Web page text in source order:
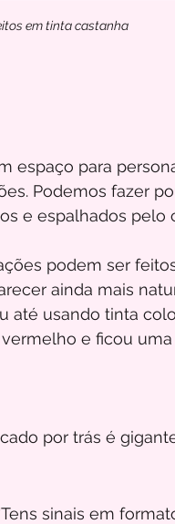
em tinta castanha
espaço para
Podemos fazer
e espalhados pelo
podem ser
ainda mais
até usando tinta
e ficou
por trás é
sinais em